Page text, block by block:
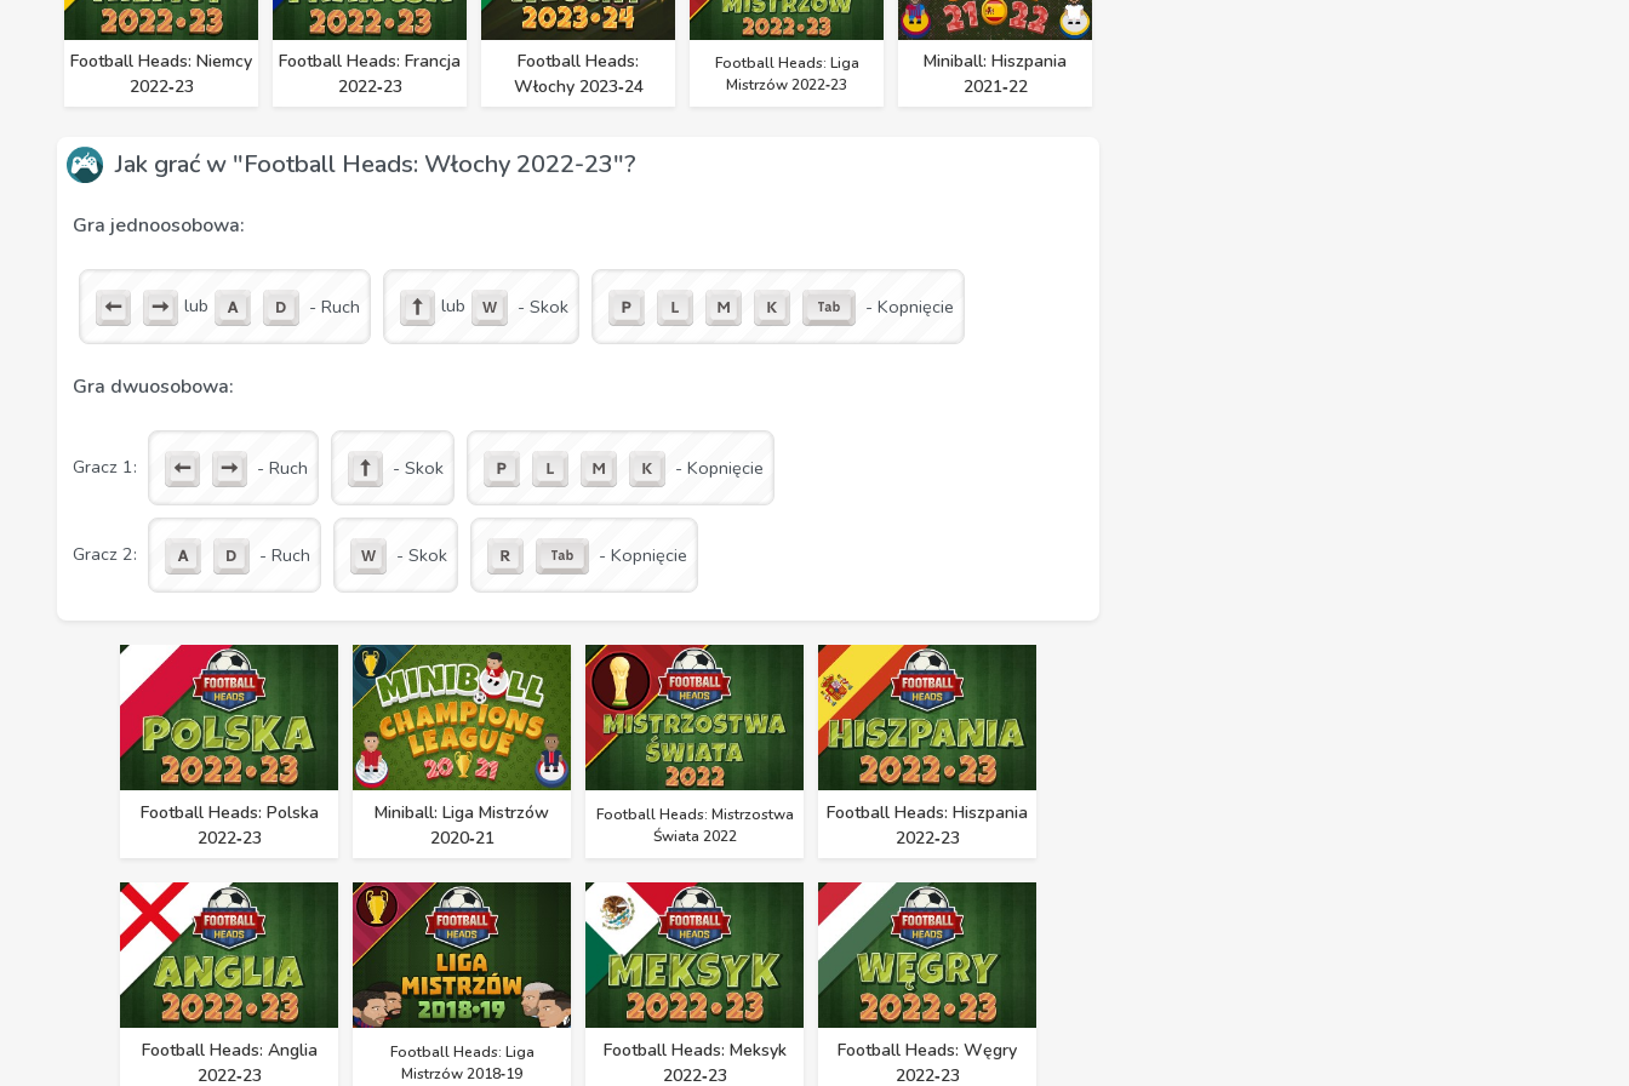
Football Heads: Niemcy
2022‑23
Football Heads: Francja
2022‑23
Football Heads:
Włochy 2023‑24
Football Heads: Liga
Mistrzów 2022‑23
Miniball: Hiszpania
2021‑22
Jak grać w "Football Heads: Włochy 2022-23"?
Gra jednoosobowa:
lub - Ruch lub - Skok - Kopnięcie
Gra dwuosobowa:
Gracz 1: - Ruch - Skok - Kopnięcie
Gracz 2: - Ruch - Skok - Kopnięcie
Football Heads: Polska
2022‑23
Miniball: Liga Mistrzów
2020‑21
Football Heads: Mistrzostwa
Świata 2022
Football Heads: Hiszpania
2022‑23
Football Heads: Anglia
2022‑23
Football Heads: Liga
Mistrzów 2018‑19
Football Heads: Meksyk
2022‑23
Football Heads: Węgry
2022‑23